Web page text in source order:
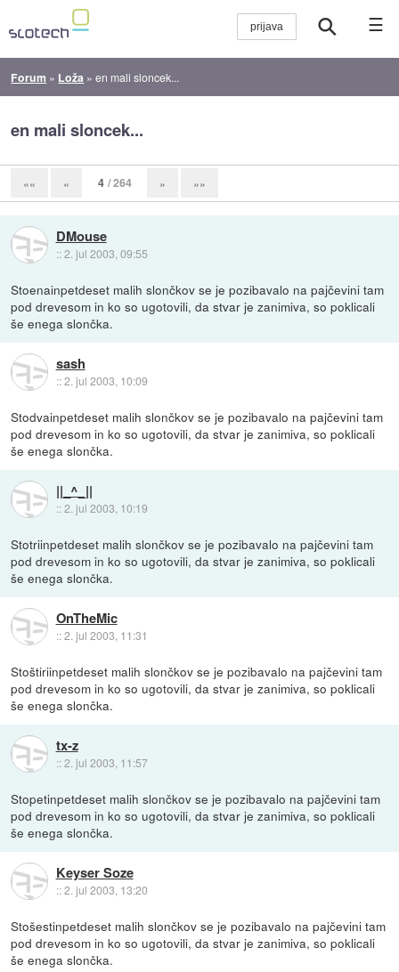
☰
Forum » Loža »en mali sloncek...
en mali sloncek...
«« « 4 / 264 » »»
DMouse
::2. jul 2003, 09:55
Stoenainpetdeset malih slončkov se je pozibavalo na pajčevini tam
pod drevesom in ko so ugotovili, da stvar je zanimiva, so poklicali
še enega slončka.
sash
::2. jul 2003, 10:09
Stodvainpetdeset malih slončkov se je pozibavalo na pajčevini tam
pod drevesom in ko so ugotovili, da stvar je zanimiva, so poklicali
še enega slončka.
||_^_||
::2. jul 2003, 10:19
Stotriinpetdeset malih slončkov se je pozibavalo na pajčevini tam
pod drevesom in ko so ugotovili, da stvar je zanimiva, so poklicali
še enega slončka.
OnTheMic
::2. jul 2003, 11:31
Stoštiriinpetdeset malih slončkov se je pozibavalo na pajčevini tam
pod drevesom in ko so ugotovili, da stvar je zanimiva, so poklicali
še enega slončka.
tx-z
::2. jul 2003, 11:57
Stopetinpetdeset malih slončkov se je pozibavalo na pajčevini tam
pod drevesom in ko so ugotovili, da stvar je zanimiva, so poklicali
še enega slončka.
Keyser Soze
::2. jul 2003, 13:20
Stošestinpetdeset malih slončkov se je pozibavalo na pajčevini tam
pod drevesom in ko so ugotovili, da stvar je zanimiva, so poklicali
še enega slončka.